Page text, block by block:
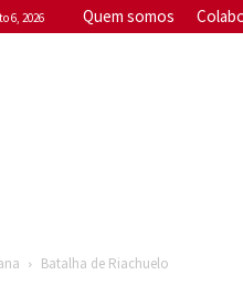
6, 2026 Quem somos
Batalha de Riachuelo